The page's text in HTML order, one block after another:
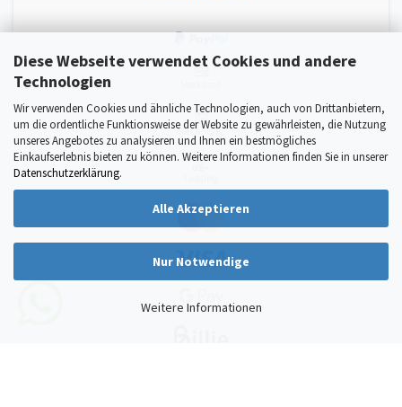
Diese Webseite verwendet Cookies und andere
Technologien
Wir verwenden Cookies und ähnliche Technologien, auch von Drittanbietern,
um die ordentliche Funktionsweise der Website zu gewährleisten, die Nutzung
unseres Angebotes zu analysieren und Ihnen ein bestmögliches
Einkaufserlebnis bieten zu können. Weitere Informationen finden Sie in unserer
Datenschutzerklärung.
Alle Akzeptieren
Nur Notwendige
Weitere Informationen